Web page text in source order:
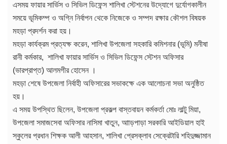
এসময় ফায়ার সার্ভিস ও সিভিল ডিফেন্স শালিখা স্টেশনের উদ্যোগে দুর্যোগকালীন
সময়ে ভূমিকম্প ও অগ্নি নির্বাপন থেকে নিজেকে ও সম্পদ রক্ষার কৌশল বিষয়ক
মহড়া প্রদর্শন করা হয়।
মহড়া কার্যক্রম প্রত্যক্ষ করেন, শালিখা উপজেলা সহকারি কমিশনার (ভূমি) মনীষা
রানী কর্মকার, শালিখা ফায়ার সার্ভিস ও সিভিল ডিফেন্স স্টেশন অফিসার
(ভারপ্রাপ্ত) আলমগীর হোসেন ।
মহড়া শেষে উপজেলা নির্বাহী অফিসারের সভাকক্ষে এক আলোচনা সভা অনুষ্ঠিত
হয়।
এ সময় উপস্থিত ছিলেন, উপজেলা প্রকল্প বাস্তবায়ন কর্মকর্তা মোঃ লাল্টু মিয়া,
উপজেলা সমাজসেবা অফিসার নাসিমা খাতুন, আাড়পাড়া সরকারি আইডিয়াল হাই
স্কুলের প্রধান শিক্ষক আলী আহসান, শালিখা প্রেসক্লাব সেক্রেটারি শহিদুজ্জামান